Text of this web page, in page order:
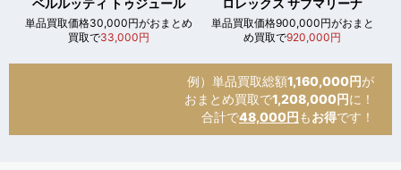
ベルルッティ トゥジュール
単品買取価格30,000円がおまとめ
買取で33,000円
ロレックス サブマリーナ
単品買取価格900,000円がおまと
め買取で920,000円
例）単品買取総額1,160,000円が
おまとめ買取で1,208,000円に！
合計で48,000円 もお得です！